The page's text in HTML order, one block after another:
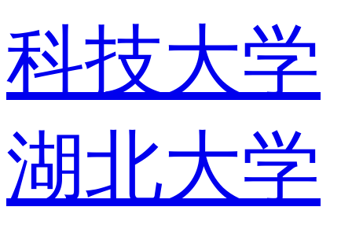
科技大学
湖北大学